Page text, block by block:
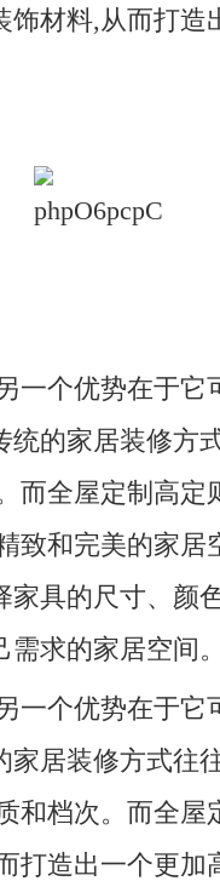
饰材料,从而打造
一个优势在于它
统的家居装修方
而全屋定制高定
致和完美的家居
家具的尺寸、颜
需求的家居空间
一个优势在于它
家居装修方式往
和档次。而全屋
打造出一个更加